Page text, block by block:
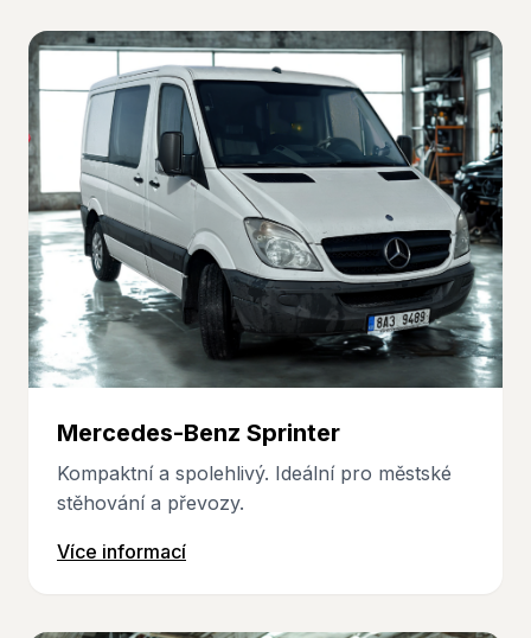
Mercedes-Benz Sprinter
Kompaktní a spolehlivý. Ideální pro městské
stěhování a převozy.
Více informací